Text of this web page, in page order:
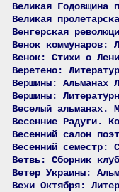
Великая Годовщина
Великая
Венгерская
Венок коммунаров:
Венок: Стихи о
Веретено:
Вершины:
Вершины:
Веселый альманах.
Весенние Радуги.
Весенний салон
Весенний семестр:
Ветвь: Сборник
Ветер Украины:
Вехи Октября: